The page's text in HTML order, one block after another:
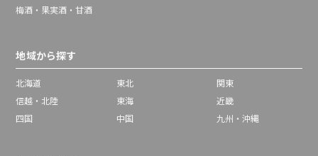
梅酒・果実酒・甘酒
地域から探す
北海道 東北
関東
信越・北陸
東海
近畿
四国
中国 九州・沖縄